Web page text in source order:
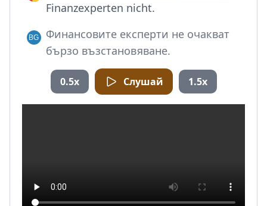
Finanzexperten nicht.
Финансовите експерти не очакват
бързо възстановяване.
0.5x Слушай 1.5x